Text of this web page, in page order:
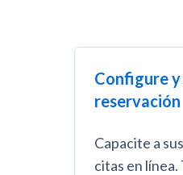
Configure y
reservación
Capacite a
citas en línea.